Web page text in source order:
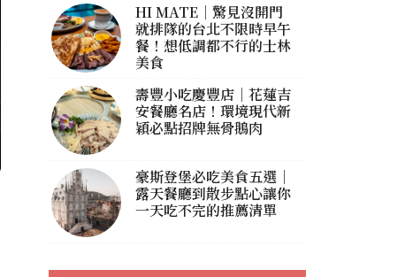
HI MATE｜驚見沒開門
就排隊的台北不限時早午
餐！想低調都不行的士林
美食
壽豐小吃慶豐店｜花蓮吉
安餐廳名店！環境現代新
穎必點招牌無骨鵝肉
豪斯登堡必吃美食五選｜
露天餐廳到散步點心讓你
一天吃不完的推薦清單